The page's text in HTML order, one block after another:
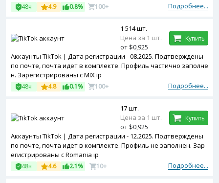
Подробнее...
48ч 4.9 0.8% 100+
Аккаунты TikTok | Дата регистрации - 08.2025. Подтверждены
по почте, почта идет в комплекте. Профиль частично заполне
н. Зарегистрированы с MIX ip
Подробнее...
48ч 4.8 0.1% 100+
1 514 шт.
Цена за 1 шт.
от $0,925
Купить
Аккаунты TikTok | Дата регистрации - 12.2025. Подтверждены
по почте, почта идет в комплекте. Профиль не заполнен. Зар
егистрированы с Romania ip
Подробнее...
48ч 4.6 2.1% 10+
17 шт.
Цена за 1 шт.
от $0,925
Купить